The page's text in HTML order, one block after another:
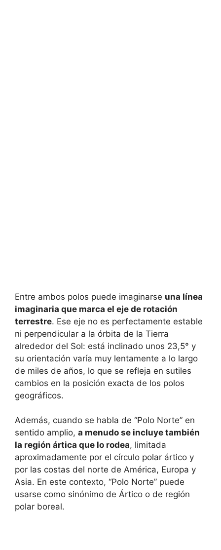
Entre ambos polos puede imaginarse una línea
imaginaria que marca el eje de rotación
terrestre. Ese eje no es perfectamente estable
ni perpendicular a la órbita de la Tierra
alrededor del Sol: está inclinado unos 23,5° y
su orientación varía muy lentamente a lo largo
de miles de años, lo que se refleja en sutiles
cambios en la posición exacta de los polos
geográficos.
Además, cuando se habla de “Polo Norte” en
sentido amplio, a menudo se incluye también
la región ártica que lo rodea, limitada
aproximadamente por el círculo polar ártico y
por las costas del norte de América, Europa y
Asia. En este contexto, “Polo Norte” puede
usarse como sinónimo de Ártico o de región
polar boreal.